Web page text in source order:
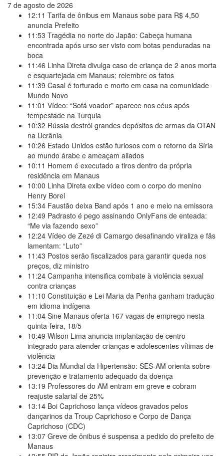
7 de agosto de 2026
12:11 Tarifa de ônibus em Manaus sobe para R$ 4,50
anuncia Prefeito
11:53 Tragédia no norte do Japão: Cabeça humana
encontrada após urso ser visto com botas penduradas na
boca
11:46 Linha Direta divulga caso de criança de 2 anos morta
e esquartejada em Manaus; relembre os fatos
11:39 Casal é torturado e morto em casa na comunidade
Mundo Novo
11:01 Vídeo: “Sofá voador” aparece nos céus após
tempestade na Turquia
10:32 Rússia destrói grandes depósitos de armas da OTAN
na Ucrânia
10:26 Estado Unidos estão furiosos com o retorno da Síria
ao mundo árabe e ameaçam aliados
10:11 Homem é executado a tiros dentro da própria
residência em Manaus
10:00 Linha Direta exibe vídeo com o corpo do menino
Henry Borel
15:34 Faustão deixa Band após 1 ano e meio na emissora
12:49 Padrasto é pego assinando OnlyFans de enteada:
“Me via fazendo sexo”
12:24 Vídeo de Zezé di Camargo desafinando viraliza e fãs
lamentam: “Luto”
11:43 Postos serão fiscalizados para garantir queda nos
preços, diz ministro
11:24 Campanha intensifica combate à violência sexual
contra crianças
11:10 Constituição e Lei Maria da Penha ganham tradução
em idioma indígena
11:04 Sine Manaus oferta 167 vagas de emprego nesta
quinta-feira, 18/5
10:49 Wilson Lima anuncia implantação de centro
integrado para atender crianças e adolescentes vítimas de
violência
13:24 Dia Mundial da Hipertensão: SES-AM orienta sobre
prevenção e tratamento adequado da doença
13:19 Professores do AM entram em greve e cobram
reajuste salarial de 25%
13:14 Boi Caprichoso lança vídeos gravados pelos
dançarinos da Troup Caprichoso e Corpo de Dança
Caprichoso (CDC)
13:07 Greve de ônibus é suspensa a pedido do prefeito de
Manaus